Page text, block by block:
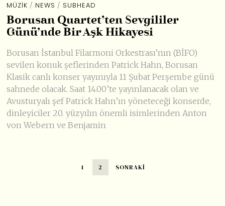
MÜZIK / NEWS / SUBHEAD
Borusan Quartet’ten Sevgililer
Günü’nde Bir Aşk Hikayesi
Borusan İstanbul Filarmoni Orkestrası’nın (BİFO)
sevilen konuk şeflerinden Patrick Hahn, Borusan
Klasik canlı konser yayınıyla 11 Şubat Perşembe günü
sahnede olacak. Saat 14.00’te yayınlanacak olan ve
Avusturyalı şef Patrick Hahn’ın yöneteceği konserde,
dinleyiciler 20. yüzyılın önemli isimlerinden Anton
von Webern ve Benjamin
1 2 SONRAKI